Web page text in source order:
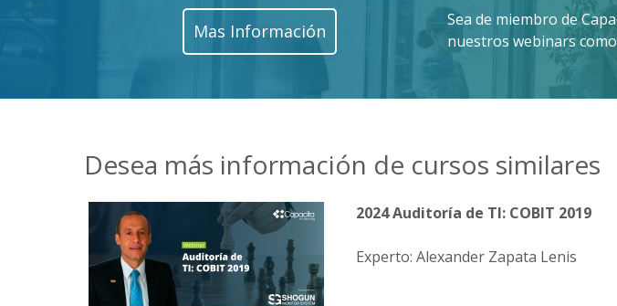
Mas Información
Sea de miembro de
nuestros webinars
Desea más información de cursos similares
2024 Auditoría de TI: COBIT 2019
Experto: Alexander Zapata Lenis